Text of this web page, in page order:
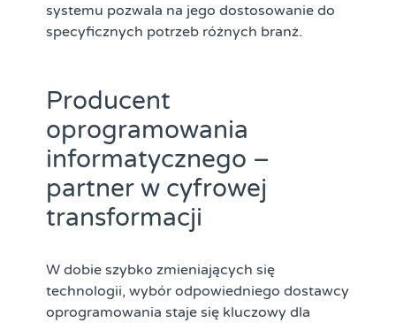
systemu pozwala na jego dostosowanie do
specyficznych potrzeb różnych branż.
Producent
oprogramowania
informatycznego –
partner w cyfrowej
transformacji
W dobie szybko zmieniających się
technologii, wybór odpowiedniego dostawcy
oprogramowania staje się kluczowy dla